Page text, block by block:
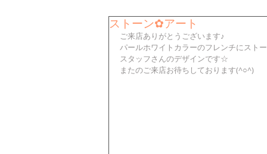
ストーン✿アート
ご来店ありがとうございます♪
パールホワイトカラーのフレンチにスト
スタッフさんのデザインです☆
またのご来店お待ちしております(^○^)